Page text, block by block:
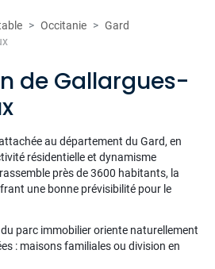
Occitanie
Gard
de Gallargues-
au département du Gard, en
résidentielle et dynamisme
près de 3600 habitants, la
une bonne prévisibilité pour le
parc immobilier oriente naturellement
: maisons familiales ou division en